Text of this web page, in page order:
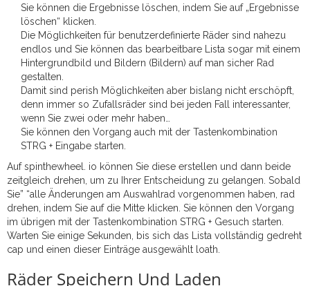
Sie können die Ergebnisse löschen, indem Sie auf „Ergebnisse
löschen“ klicken.
Die Möglichkeiten für benutzerdefinierte Räder sind nahezu
endlos und Sie können das bearbeitbare Lista sogar mit einem
Hintergrundbild und Bildern (Bildern) auf man sicher Rad
gestalten.
Damit sind perish Möglichkeiten aber bislang nicht erschöpft,
denn immer so Zufallsräder sind bei jeden Fall interessanter,
wenn Sie zwei oder mehr haben…
Sie können den Vorgang auch mit der Tastenkombination
STRG + Eingabe starten.
Auf spinthewheel. io können Sie diese erstellen und dann beide
zeitgleich drehen, um zu Ihrer Entscheidung zu gelangen. Sobald
Sie” “alle Änderungen am Auswahlrad vorgenommen haben, rad
drehen, indem Sie auf die Mitte klicken. Sie können den Vorgang
im übrigen mit der Tastenkombination STRG + Gesuch starten.
Warten Sie einige Sekunden, bis sich das Lista vollständig gedreht
cap und einen dieser Einträge ausgewählt loath.
Räder Speichern Und Laden